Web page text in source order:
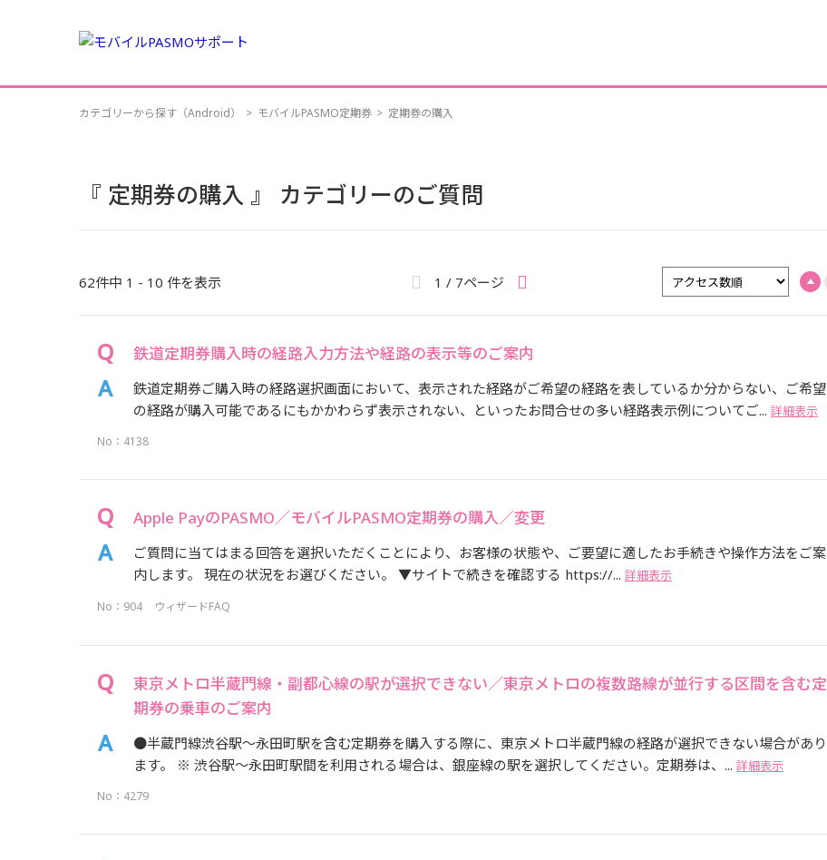
カテゴリーから探す（Android） > モバイルPASMO定期券 > 定期券の購入
『 定期券の購入 』 カテゴリーのご質問
62件中 1 - 10 件を表示 1 / 7ページ
鉄道定期券購入時の経路入力方法や経路の表示等のご案内
鉄道定期券ご購入時の経路選択画面において、表示された経路がご希望の経路を表しているか分からない、ご希望
の経路が購入可能であるにもかかわらず表示されない、といったお問合せの多い経路表示例についてご... 詳細表示
No：4138
Apple PayのPASMO／モバイルPASMO定期券の購入／変更
ご質問に当てはまる回答を選択いただくことにより、お客様の状態や、ご要望に適したお手続きや操作方法をご案
内します。 現在の状況をお選びください。 ▼サイトで続きを確認する https://... 詳細表示
No：904 ウィザードFAQ
東京メトロ半蔵門線・副都心線の駅が選択できない／東京メトロの複数路線が並行する区間を含む定
期券の乗車のご案内
●半蔵門線渋谷駅～永田町駅を含む定期券を購入する際に、東京メトロ半蔵門線の経路が選択できない場合があり
ます。 ※ 渋谷駅～永田町駅間を利用される場合は、銀座線の駅を選択してください。定期券は、... 詳細表示
No：4279